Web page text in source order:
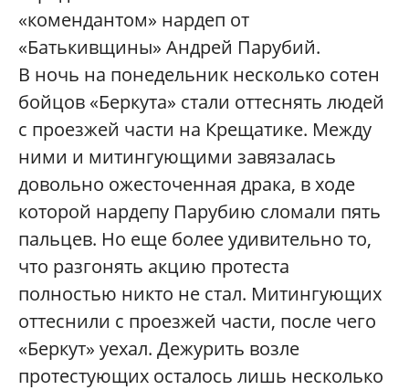
«комендантом» нардеп от
«Батькивщины» Андрей Парубий.
В ночь на понедельник несколько сотен
бойцов «Беркута» стали оттеснять людей
с проезжей части на Крещатике. Между
ними и митингующими завязалась
довольно ожесточенная драка, в ходе
которой нардепу Парубию сломали пять
пальцев. Но еще более удивительно то,
что разгонять акцию протеста
полностью никто не стал. Митингующих
оттеснили с проезжей части, после чего
«Беркут» уехал. Дежурить возле
протестующих осталось лишь несколько